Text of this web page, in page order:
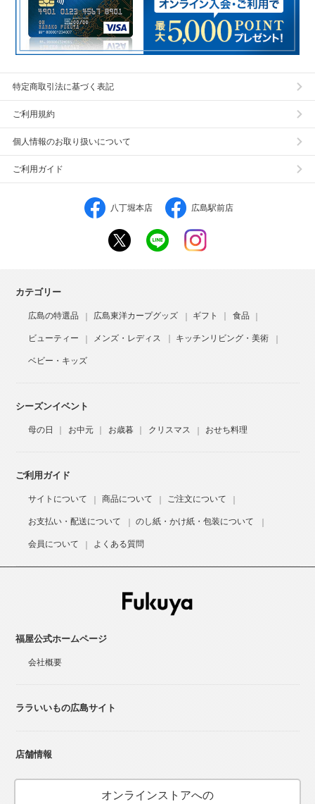
特定商取引法に基づく表記
ご利用規約
個人情報のお取り扱いについて
ご利用ガイド
八丁堀本店 広島駅前店
カテゴリー
広島の特選品 広島東洋カープグッズ ギフト 食品
ビューティー メンズ・レディス キッチンリビング・美術
ベビー・キッズ
シーズンイベント
母の日 お中元 お歳暮 クリスマス おせち料理
ご利用ガイド
サイトについて 商品について ご注文について
お支払い・配送について のし紙・かけ紙・包装について
会員について よくある質問
福屋公式ホームページ
会社概要
ララいいもの広島サイト
店舗情報
オンラインストアへの